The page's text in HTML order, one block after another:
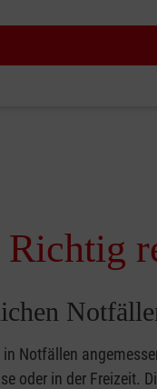
Notfällen
oder in der Freizeit.